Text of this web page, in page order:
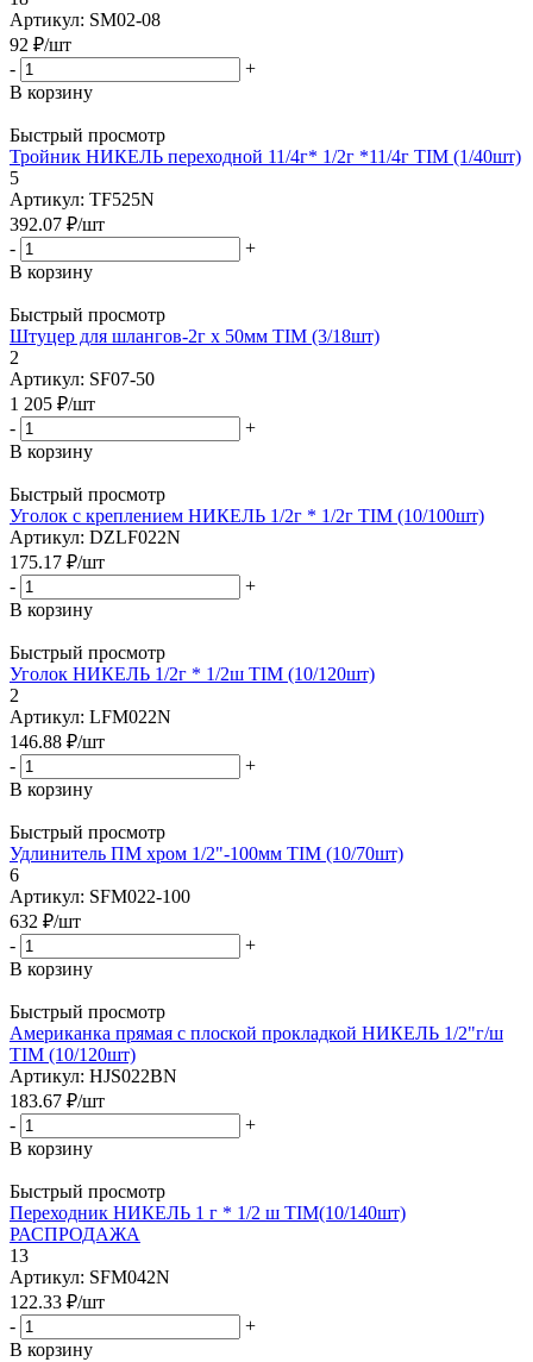
Артикул: SM02-08
92 ₽/шт
-
+
В корзину
Быстрый просмотр
Тройник НИКЕЛЬ переходной 11/4г* 1/2г *11/4г TIM (1/40шт)
5
Артикул: TF525N
392.07 ₽/шт
-
+
В корзину
Быстрый просмотр
Штуцер для шлангов-2г х 50мм TIM (3/18шт)
2
Артикул: SF07-50
1 205 ₽/шт
-
+
В корзину
Быстрый просмотр
Уголок с креплением НИКЕЛЬ 1/2г * 1/2г TIM (10/100шт)
Артикул: DZLF022N
175.17 ₽/шт
-
+
В корзину
Быстрый просмотр
Уголок НИКЕЛЬ 1/2г * 1/2ш TIM (10/120шт)
2
Артикул: LFM022N
146.88 ₽/шт
-
+
В корзину
Быстрый просмотр
Удлинитель ПМ хром 1/2"-100мм TIM (10/70шт)
6
Артикул: SFM022-100
632 ₽/шт
-
+
В корзину
Быстрый просмотр
Американка прямая с плоской прокладкой НИКЕЛЬ 1/2"г/ш
TIM (10/120шт)
Артикул: HJS022BN
183.67 ₽/шт
-
+
В корзину
Быстрый просмотр
Переходник НИКЕЛЬ 1 г * 1/2 ш TIM(10/140шт)
РАСПРОДАЖА
13
Артикул: SFM042N
122.33 ₽/шт
-
+
В корзину